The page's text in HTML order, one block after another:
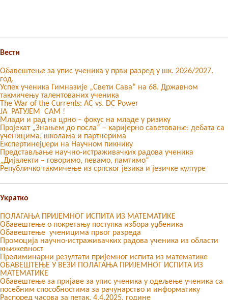
Вести
Обавештење за упис ученика у први разред у шк. 2026/2027.
год.
Успех ученика Гимназије „Свети Сава“ на 68. Државном
такмичењу талентованих ученика
The War of the Currents: AC vs. DC Power
ЈА РАТУЈЕМ САМ !
Млади и рад на црно – фокус на младе у ризику
Пројекат „Знањем до посла“ – каријерно саветовање: дебата са
ученицима, школама и партнерима
Експертинејџери на Научном пикнику
Представљање научно-истраживачких радова ученика
„Дијалекти – говоримо, певамо, памтимо“
Републичко такмичење из српског језика и језичке културе
Укратко
ПОЛАГАЊА ПРИЈЕМНОГ ИСПИТА ИЗ МАТЕМАТИКЕ
Обавештење о покретању поступка избора уџбеника
Обавештење ученицима првог разреда
Промоција научно-истраживачких радова ученика из области
књижевност
Прелиминарни резултати пријемног испита из математике
ОБАВЕШТЕЊЕ У ВЕЗИ ПОЛАГАЊА ПРИЈЕМНОГ ИСПИТА ИЗ
МАТЕМАТИКЕ
Oбавештење за пријаве за упис ученика у одељење ученика са
посебним способностима за рачунарство и информатику
Распоред часова за петак, 4.4.2025. године